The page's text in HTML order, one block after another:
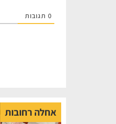
0 תגובות
אחלה רחובות